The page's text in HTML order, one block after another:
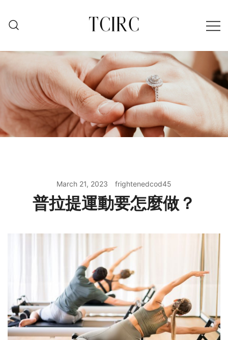
content
March 21, 2023 frightenedcod45
普拉提運動要怎麼做？